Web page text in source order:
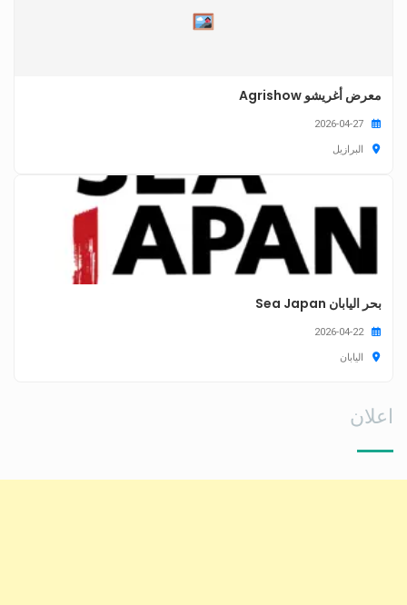
معرض أغريشو Agrishow
البرازيل
بحر اليابان Sea Japan
2026-04-22
اليابان
اعلان